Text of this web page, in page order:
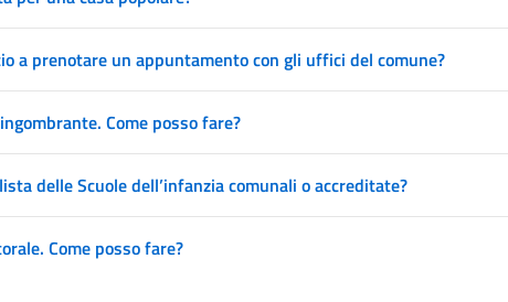
a prenotare un appuntamento con gli uffici del comune?
Come posso fare?
delle Scuole dell’infanzia comunali o accreditate?
Come posso fare?